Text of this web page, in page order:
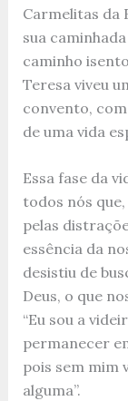
Carmelitas da
sua
caminho
Teresa viveu
convento,
de uma vida
Essa fase da
todos nós
pelas
essência da
desistiu de
Deus, o que
“Eu sou a
permanecer
pois sem mim
alguma”.